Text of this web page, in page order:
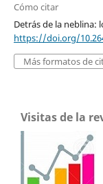
Cómo citar
Detrás de la neblina:
https://doi.org/
Más formatos de
Visitas de la